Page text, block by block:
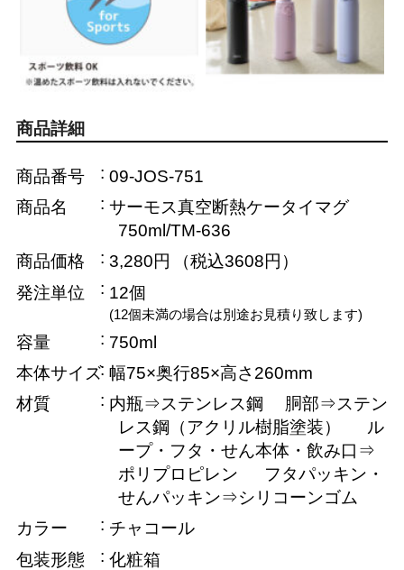
商品詳細
商品番号
09-JOS-751
商品名
サーモス真空断熱ケータイマグ
750ml/TM-636
商品価格
3,280円
（税込3608円）
発注単位
12個
(12個未満の場合は別途お見積り致します)
容量
750ml
本体サイズ 幅75×奥行85×高さ260mm
材質
内瓶⇒ステンレス鋼 胴部⇒ステン
レス鋼（アクリル樹脂塗装） ル
ープ・フタ・せん本体・飲み口⇒
ポリプロピレン フタパッキン・
せんパッキン⇒シリコーンゴム
カラー
チャコール
包装形態
化粧箱